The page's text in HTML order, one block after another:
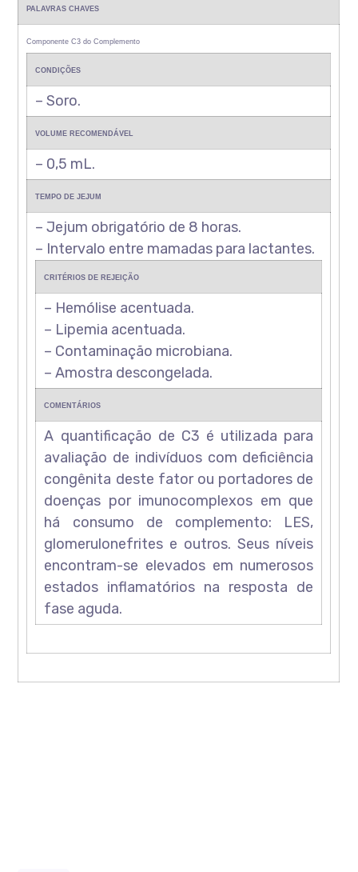
PALAVRAS CHAVES
Componente C3 do Complemento
CONDIÇÕES
– Soro.
VOLUME RECOMENDÁVEL
– 0,5 mL.
TEMPO DE JEJUM
– Jejum obrigatório de 8 horas.
– Intervalo entre mamadas para lactantes.
CRITÉRIOS DE REJEIÇÃO
– Hemólise acentuada.
– Lipemia acentuada.
– Contaminação microbiana.
– Amostra descongelada.
COMENTÁRIOS
A quantificação de C3 é utilizada para
avaliação de indivíduos com deficiência
congênita deste fator ou portadores de
doenças por imunocomplexos em que
há consumo de complemento: LES,
glomerulonefrites e outros. Seus níveis
encontram-se elevados em numerosos
estados inflamatórios na resposta de
fase aguda.